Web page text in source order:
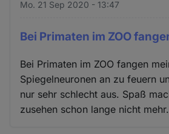
Mo. 21 Sep 2020 - 13:47
Bei Primaten im ZOO
Bei Primaten im ZOO fangen
Spiegelneuronen an zu feuern
nur sehr schlecht aus. Spaß
zusehen schon lange nicht mehr.